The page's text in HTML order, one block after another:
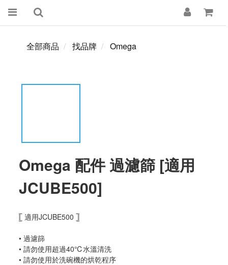
全部商品 找品牌 Omega
Omega 配件 過濾篩 [適用
JCUBE500]
𓊈 適用JCUBE500 𓊉
• 過濾篩
• 請勿使用超過40℃水溫清洗
• 請勿使用於洗碗機的烘乾程序